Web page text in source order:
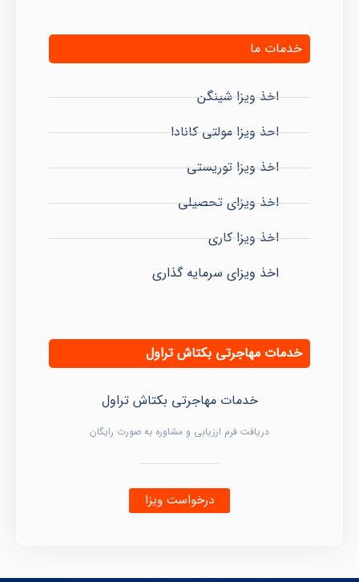
خدمات ما
اخذ ویزا شینگن
احذ ویزا مولتی کانادا
اخذ ویزا توریستی
اخذ ویزای تحصیلی
اخذ ویزا کاری
اخذ ویزای سرمایه گذاری
خدمات مهاجرتی بکتاش تراول
خدمات مهاجرتی بکتاش تراول
دریافت فرم ارزیابی و مشاوره به صورت رایگان
درخواست ویزا